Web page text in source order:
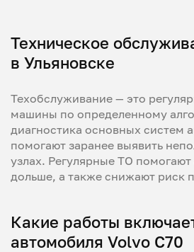
Техническое
в Ульяновске
Техобслуживание — это
машины по определенному
диагностика основных систем
помогают заранее выявить
узлах. Регулярные ТО помогают
дольше, а также снижают риск
Какие работы
автомобиля Volvo C70